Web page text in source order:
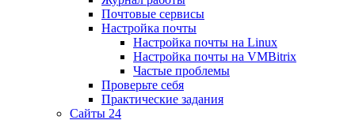
Почтовые сервисы
Настройка почты
Настройка почты на Linux
Настройка почты на VMBitrix
Частые проблемы
Проверьте себя
Практические задания
Сайты 24